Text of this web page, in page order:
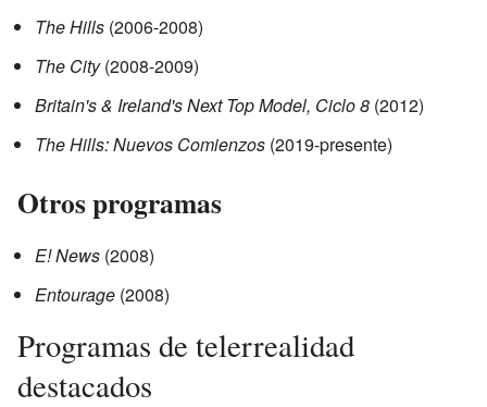
The Hills (2006-2008)
The City(2008-2009)
Britain's & Ireland's Next Top Model, Ciclo 8 (2012)
The Hills: Nuevos Comienzos (2019-presente)
Otros programas
E! News (2008)
Entourage (2008)
Programas de telerrealidad
destacados